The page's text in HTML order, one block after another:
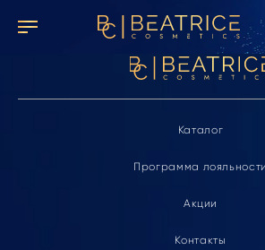
Элемент не найден
Каталог
Программа лояльности
Акции
Контакты